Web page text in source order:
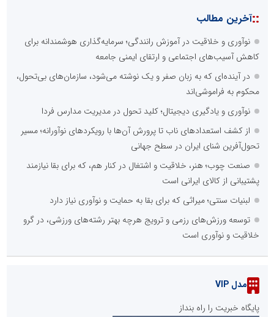
::آخرین مطالب
نوآوری و خلاقیت در آموزش رانندگی؛ سرمایه‌گذاری هوشمندانه برای
کاهش آسیب‌های اجتماعی و ارتقای ایمنی جامعه
در آینده‌ای که به زبان صفر و یک نوشته می‌شود، سازمان‌های بی‌تحول،
محکوم به فراموشی‌اند
نوآوری و یادگیری دیجیتال؛ کلید تحول در مدیریت مدارس فردا
از کشف استعدادهای ناب تا پرورش آن‌ها با رویکردهای نوآورانه؛ مسیر
تحول‌آفرین شنای ایران در سطح جهانی
صنعت چوب؛ هنر، خلاقیت و اشتغال در کنار هم، که برای بقا نیازمند
پشتیبانی از کالای ایرانی است
لبنیات سنتی؛ میراثی که برای بقا به حمایت و نوآوری نیاز دارد
توسعه ورزش‌های رزمی و ترویج هرچه بهتر رشته‌های ورزشی، در گرو
خلاقیت و نوآوری است
مدل VIP
پایگاه خبریت را راه بنداز